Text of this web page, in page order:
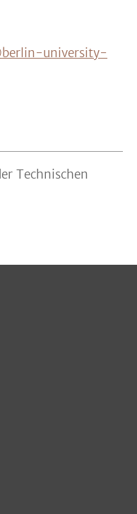
university-
Technischen